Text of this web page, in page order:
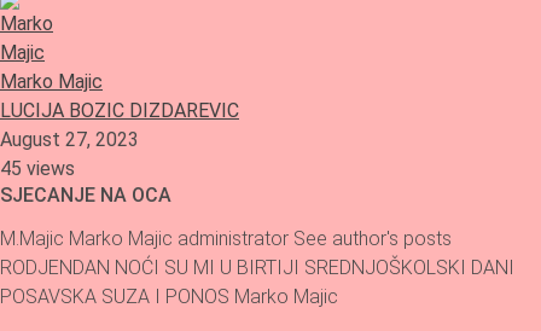
Marko Majic
LUCIJA BOZIC DIZDAREVIC
August 27, 2023
45 views
SJECANJE NA OCA
M.Majic Marko Majic administrator See author's posts
RODJENDAN NOĆI SU MI U BIRTIJI SREDNJOŠKOLSKI DANI
POSAVSKA SUZA I PONOS Marko Majic